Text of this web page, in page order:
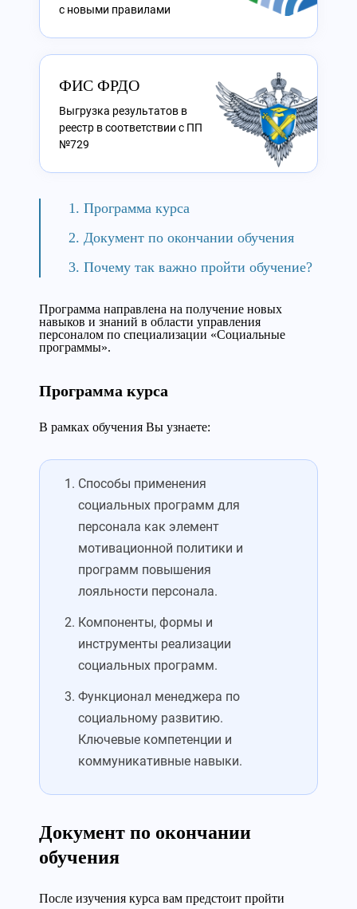
с новыми правилами
ФИС ФРДО
Выгрузка результатов в
реестр в соответствии с ПП
№729
Программа курса
Документ по окончании обучения
Почему так важно пройти обучение?
Программа направлена на получение новых
навыков и знаний в области управления
персоналом по специализации «Социальные
программы».
Программа курса
В рамках обучения Вы узнаете:
Способы применения
социальных программ для
персонала как элемент
мотивационной политики и
программ повышения
лояльности персонала.
Компоненты, формы и
инструменты реализации
социальных программ.
Функционал менеджера по
социальному развитию.
Ключевые компетенции и
коммуникативные навыки.
Документ по окончании
обучения
После изучения курса вам предстоит пройти